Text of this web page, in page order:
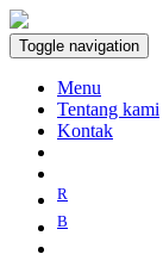
Toggle navigation
Menu
Tentang kami
Kontak
R
B